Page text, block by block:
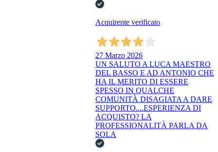
Acquirente verificato
27 Marzo 2026
UN SALUTO A LUCA MAESTRO
DEL BASSO E AD ANTONIO CHE
HA IL MERITO DI ESSERE
SPESSO IN QUALCHE
COMUNITÀ DISAGIATA A DARE
SUPPORTO....ESPERIENZA DI
ACQUISTO? LA
PROFESSIONALITÀ PARLA DA
SOLA